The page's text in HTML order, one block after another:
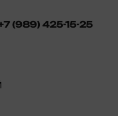
(989) 425-15-25